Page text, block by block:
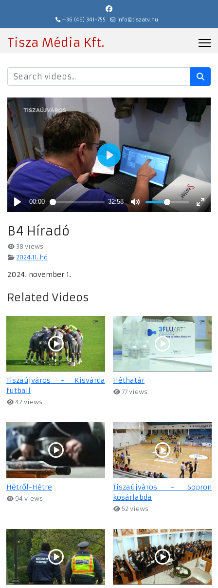
+36 (49) 341-755 info@tiszatv.hu
Tisza Média Kft.
B4 Híradó
38 views
2024.11. hó
2024. november 1.
Related Videos
Tiszaújváros - Kisvárda
futball
42 views
Héthatár
77 views
Hétről-Hétre
94 views
Tiszaújváros - Sopron
kosárlabda
52 views